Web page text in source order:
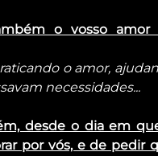
o vosso amor
o amor,
necessidades...
desde o dia em
por vós, e de pedir